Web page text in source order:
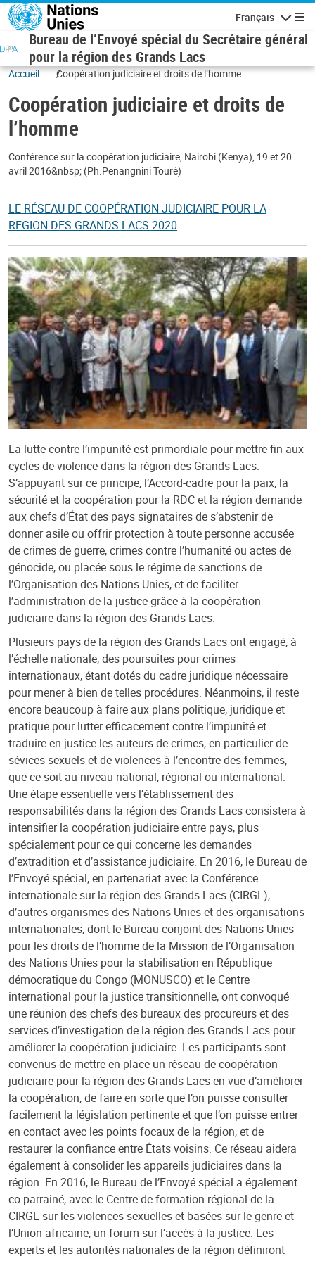
Aller au contenu principal
Français
Bureau de l’Envoyé spécial du Secrétaire général
pour la région des Grands Lacs
Accueil Coopération judiciaire et droits de l’homme
Coopération judiciaire et droits de
l’homme
Conférence sur la coopération judiciaire, Nairobi (Kenya), 19 et 20
avril 2016&nbsp; (Ph.Penangnini Touré)
LE RÉSEAU DE COOPÉRATION JUDICIAIRE POUR LA
REGION DES GRANDS LACS 2020
La lutte contre l’impunité est primordiale pour mettre fin aux
cycles de violence dans la région des Grands Lacs.
S’appuyant sur ce principe, l’Accord-cadre pour la paix, la
sécurité et la coopération pour la RDC et la région demande
aux chefs d’État des pays signataires de s’abstenir de
donner asile ou offrir protection à toute personne accusée
de crimes de guerre, crimes contre l’humanité ou actes de
génocide, ou placée sous le régime de sanctions de
l’Organisation des Nations Unies, et de faciliter
l’administration de la justice grâce à la coopération
judiciaire dans la région des Grands Lacs.
Plusieurs pays de la région des Grands Lacs ont engagé, à
l’échelle nationale, des poursuites pour crimes
internationaux, étant dotés du cadre juridique nécessaire
pour mener à bien de telles procédures. Néanmoins, il reste
encore beaucoup à faire aux plans politique, juridique et
pratique pour lutter efficacement contre l’impunité et
traduire en justice les auteurs de crimes, en particulier de
sévices sexuels et de violences à l’encontre des femmes,
que ce soit au niveau national, régional ou international.
Une étape essentielle vers l’établissement des
responsabilités dans la région des Grands Lacs consistera à
intensifier la coopération judiciaire entre pays, plus
spécialement pour ce qui concerne les demandes
d’extradition et d’assistance judiciaire. En 2016, le Bureau de
l’Envoyé spécial, en partenariat avec la Conférence
internationale sur la région des Grands Lacs (CIRGL),
d’autres organismes des Nations Unies et des organisations
internationales, dont le Bureau conjoint des Nations Unies
pour les droits de l’homme de la Mission de l’Organisation
des Nations Unies pour la stabilisation en République
démocratique du Congo (MONUSCO) et le Centre
international pour la justice transitionnelle, ont convoqué
une réunion des chefs des bureaux des procureurs et des
services d’investigation de la région des Grands Lacs pour
améliorer la coopération judiciaire. Les participants sont
convenus de mettre en place un réseau de coopération
judiciaire pour la région des Grands Lacs en vue d’améliorer
la coopération, de faire en sorte que l’on puisse consulter
facilement la législation pertinente et que l’on puisse entrer
en contact avec les points focaux de la région, et de
restaurer la confiance entre États voisins. Ce réseau aidera
également à consolider les appareils judiciaires dans la
région. En 2016, le Bureau de l’Envoyé spécial a également
co-parrainé, avec le Centre de formation régional de la
CIRGL sur les violences sexuelles et basées sur le genre et
l’Union africaine, un forum sur l’accès à la justice. Les
experts et les autorités nationales de la région définiront